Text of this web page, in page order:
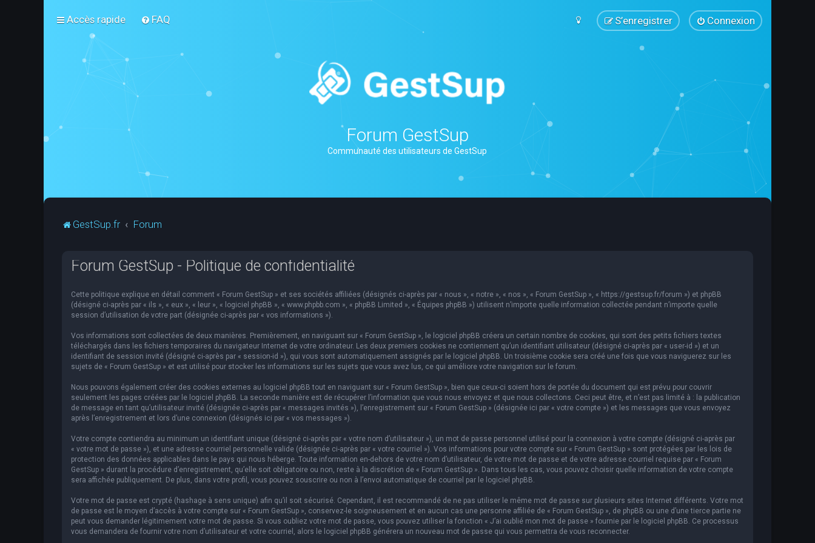
Accès rapide FAQ Connexion
S’enregistrer
Forum GestSup
Communauté des utilisateurs de GestSup
GestSup.fr Forum
Forum GestSup - Politique de confidentialité
Cette politique explique en détail comment « Forum GestSup » et ses sociétés affiliées (désignés ci-après par « nous », « notre », « nos », « Forum GestSup », « https://gestsup.fr/forum ») et phpBB
(désigné ci-après par « ils », « eux », « leur », « logiciel phpBB », « www.phpbb.com », « phpBB Limited », « Équipes phpBB ») utilisent n’importe quelle information collectée pendant n’importe quelle
session d’utilisation de votre part (désignée ci-après par « vos informations »).
Vos informations sont collectées de deux manières. Premièrement, en naviguant sur « Forum GestSup », le logiciel phpBB créera un certain nombre de cookies, qui sont des petits fichiers textes
téléchargés dans les fichiers temporaires du navigateur Internet de votre ordinateur. Les deux premiers cookies ne contiennent qu’un identifiant utilisateur (désigné ci-après par « user-id ») et un
identifiant de session invité (désigné ci-après par « session-id »), qui vous sont automatiquement assignés par le logiciel phpBB. Un troisième cookie sera créé une fois que vous naviguerez sur les
sujets de « Forum GestSup » et est utilisé pour stocker les informations sur les sujets que vous avez lus, ce qui améliore votre navigation sur le forum.
Nous pouvons également créer des cookies externes au logiciel phpBB tout en naviguant sur « Forum GestSup », bien que ceux-ci soient hors de portée du document qui est prévu pour couvrir
seulement les pages créées par le logiciel phpBB. La seconde manière est de récupérer l’information que vous nous envoyez et que nous collectons. Ceci peut être, et n’est pas limité à : la publication
de message en tant qu’utilisateur invité (désignée ci-après par « messages invités »), l’enregistrement sur « Forum GestSup » (désignée ici par « votre compte ») et les messages que vous envoyez
après l’enregistrement et lors d’une connexion (désignés ici par « vos messages »).
Votre compte contiendra au minimum un identifiant unique (désigné ci-après par « votre nom d’utilisateur »), un mot de passe personnel utilisé pour la connexion à votre compte (désigné ci-après par
« votre mot de passe »), et une adresse courriel personnelle valide (désignée ci-après par « votre courriel »). Vos informations pour votre compte sur « Forum GestSup » sont protégées par les lois de
protection des données applicables dans le pays qui nous héberge. Toute information en-dehors de votre nom d’utilisateur, de votre mot de passe et de votre adresse courriel requise par « Forum
GestSup » durant la procédure d’enregistrement, qu’elle soit obligatoire ou non, reste à la discrétion de « Forum GestSup ». Dans tous les cas, vous pouvez choisir quelle information de votre compte
sera affichée publiquement. De plus, dans votre profil, vous pouvez souscrire ou non à l’envoi automatique de courriel par le logiciel phpBB.
Votre mot de passe est crypté (hashage à sens unique) afin qu’il soit sécurisé. Cependant, il est recommandé de ne pas utiliser le même mot de passe sur plusieurs sites Internet différents. Votre mot
de passe est le moyen d’accès à votre compte sur « Forum GestSup », conservez-le soigneusement et en aucun cas une personne affiliée de « Forum GestSup », de phpBB ou une d’une tierce partie ne
peut vous demander légitimement votre mot de passe. Si vous oubliez votre mot de passe, vous pouvez utiliser la fonction « J’ai oublié mon mot de passe » fournie par le logiciel phpBB. Ce processus
vous demandera de fournir votre nom d’utilisateur et votre courriel, alors le logiciel phpBB générera un nouveau mot de passe qui vous permettra de vous reconnecter.